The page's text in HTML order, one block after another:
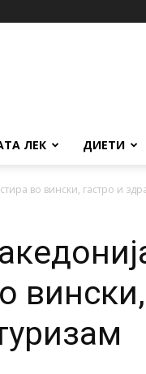
ЛЕК ДИЕТИ
во вински, гастро и
вински,